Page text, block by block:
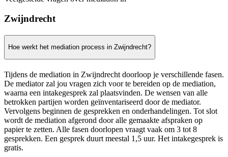
Zwijndrecht
Hoe werkt het mediation process in Zwijndrecht?
Tijdens de mediation in Zwijndrecht doorloop je verschillende fasen.
De mediator zal jou vragen zich voor te bereiden op de mediation,
waarna een intakegesprek zal plaatsvinden. De wensen van alle
betrokken partijen worden geïnventariseerd door de mediator.
Vervolgens beginnen de gesprekken en onderhandelingen. Tot slot
wordt de mediation afgerond door alle gemaakte afspraken op
papier te zetten. Alle fasen doorlopen vraagt vaak om 3 tot 8
gesprekken. Een gesprek duurt meestal 1,5 uur. Het intakegesprek is
gratis.